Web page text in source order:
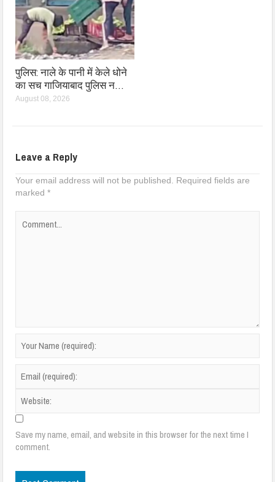
पुलिस: नाले के पानी में केले धोने
का सच गाजियाबाद पुलिस न…
August 08, 2026
Leave a Reply
Your email address will not be published.
Required fields are
marked*
Save my name, email, and website in this browser for the next time I
comment.